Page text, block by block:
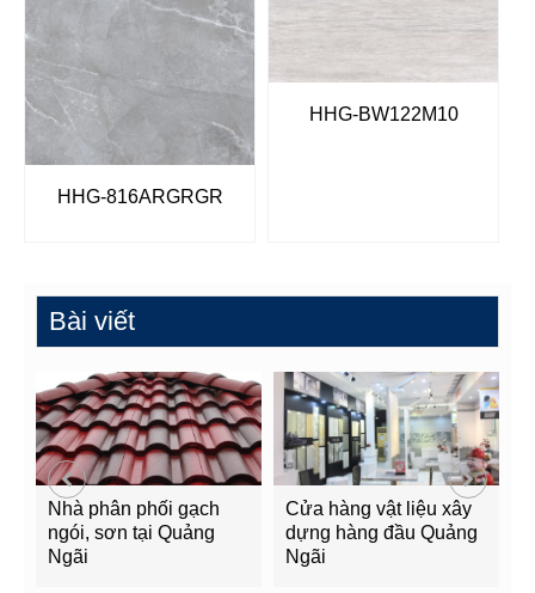
HHG-816ARGRGR
HHG-BW122M10
Bài viết
Nhà phân phối gạch
ngói, sơn tại Quảng
Ngãi
Cửa hàng vật liệu xây
dựng hàng đầu Quảng
Ngãi